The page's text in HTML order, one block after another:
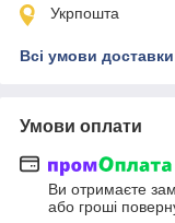
Укрпошта
Всі умови доставки
Умови оплати
Ви отримаєте
або гроші